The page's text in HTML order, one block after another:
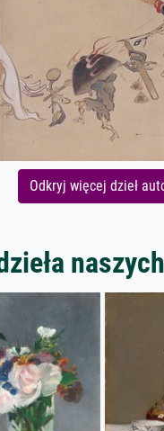
Odkryj więcej dzieł